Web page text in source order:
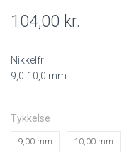
104,00 kr.
Nikkelfri
9,0-10,0 mm
Tykkelse
9,00 mm 10,00 mm